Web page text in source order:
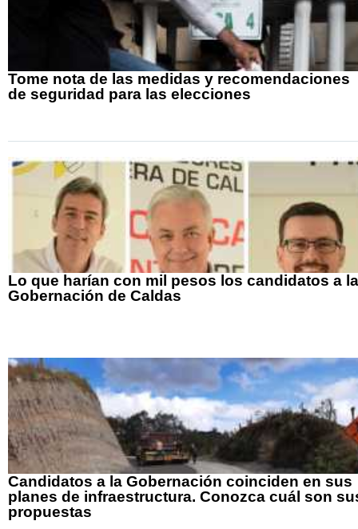
Tome nota de las medidas y recomendaciones
de seguridad para las elecciones
Lo que harían con mil pesos los candidatos a la
Gobernación de Caldas
Candidatos a la Gobernación coinciden en sus
planes de infraestructura. Conozca cuál son
propuestas